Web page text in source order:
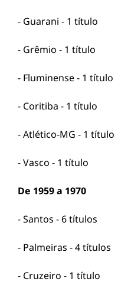
- Guarani - 1 título
- Grêmio - 1 título
- Fluminense - 1 título
- Coritiba - 1 título
- Atlético-MG - 1 título
- Vasco - 1 título
De 1959 a 1970
- Santos - 6 títulos
- Palmeiras - 4 títulos
- Cruzeiro - 1 título